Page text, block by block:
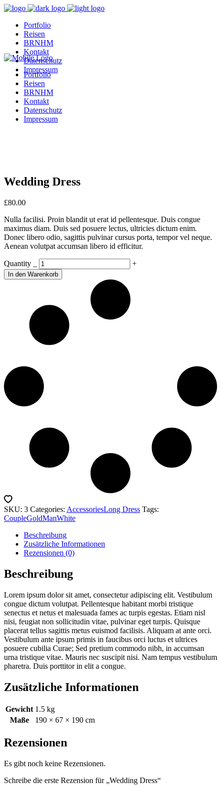
Portfolio
Reisen
BRNHM
Kontakt
Datenschutz
Impressum
Portfolio
Reisen
BRNHM
Kontakt
Datenschutz
Impressum
Wedding Dress
£80.00
Nulla facilisi. Proin blandit ut erat id pellentesque. Duis congue
maximus diam. Duis sed posuere lectus, ultricies dictum enim.
Donec libero odio, sagittis pulvinar cursus porta, tempor vel neque.
Aenean volutpat accumsan libero id efficitur.
Wedding
Dress
quantity
Quantity +
In den Warenkorb
SKU: 3 Categories: AccessoriesLong Dress Tags:
CoupleGoldManWhite
Beschreibung
Zusätzliche Informationen
Rezensionen (0)
Beschreibung
Lorem ipsum dolor sit amet, consectetur adipiscing elit. Vestibulum
congue dictum volutpat. Pellentesque habitant morbi tristique
senectus et netus et malesuada fames ac turpis egestas. Etiam nisl
nisi, feugiat non sollicitudin vitae, pulvinar eget turpis. Quisque
placerat tellus sagittis metus euismod facilisis. Aliquam at ante orci.
Vestibulum ante ipsum primis in faucibus orci luctus et ultrices
posuere cubilia Curae; Sed pretium commodo nibh, in accumsan
urna tristique vitae. Mauris nec suscipit nisi. Nam tempus vestibulum
pharetra. Duis porttitor in elit a congue.
Zusätzliche Informationen
Gewicht 1.5 kg
Maße
190 × 67 × 190 cm
Rezensionen
Es gibt noch keine Rezensionen.
Schreibe die erste Rezension für „Wedding Dress“